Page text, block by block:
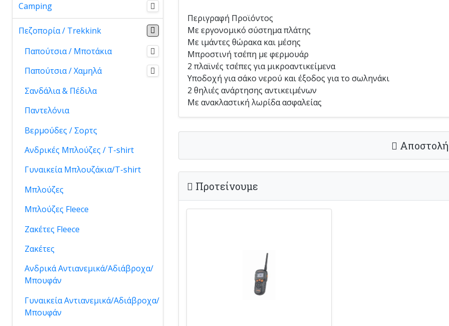
Περιγραφή Προϊόντος
Με εργονομικό σύστημα πλάτης
Με ιμάντες θώρακα και μέσης
Μπροστινή τσέπη με φερμουάρ
2 πλαϊνές τσέπες για μικροαντικείμενα
Υποδοχή για σάκο νερού και έξοδος για το σωληνάκι
2 θηλιές ανάρτησης αντικειμένων
Με ανακλαστική λωρίδα ασφαλείας
Αποστολή
Προτείνουμε
Camping
Πεζοπορία / Trekkink
Παπούτσια / Μποτάκια
Παπούτσια / Χαμηλά
Σανδάλια & Πέδιλα
Παντελόνια
Βερμούδες / Σορτς
Ανδρικές Μπλούζες / T-shirt
Γυναικεία Μπλουζάκια/T-shirt
Μπλούζες
Μπλούζες Fleece
Ζακέτες Fleece
Ζακέτες
Ανδρικά Αντιανεμικά/Αδιάβροχα/
Μπουφάν
Γυναικεία Αντιανεμικά/Αδιάβροχα/
Μπουφάν